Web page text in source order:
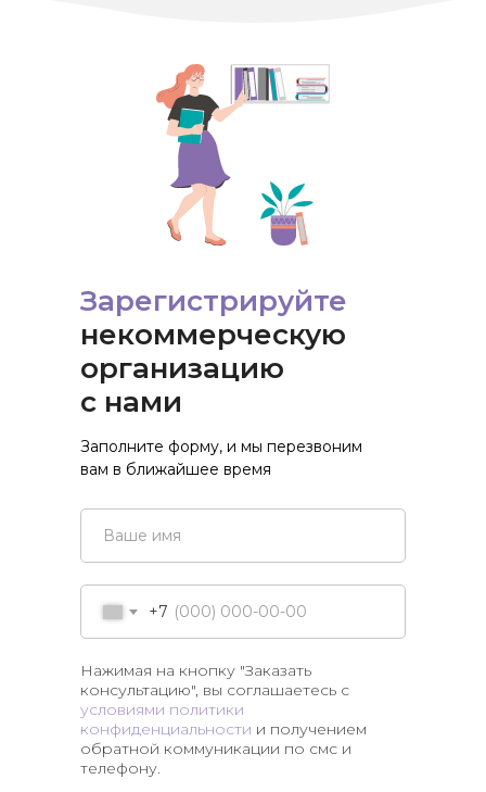
Зарегистрируйте
некоммерческую
организацию
с нами
Заполните форму, и мы перезвоним
вам в ближайшее время
+7
Нажимая на кнопку "Заказать
консультацию", вы соглашаетесь с
условиями политики
конфиденциальности и получением
обратной коммуникации по смс и
телефону.